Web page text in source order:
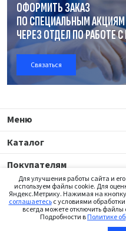
ОФОРМИТЬ ЗАКАЗ
ПО СПЕЦИАЛЬНЫМ
ЧЕРЕЗ ОТДЕЛПО РАБОТЕС
Связаться
Меню
Каталог
Покупателям
Сайт предназначен
Для улучшения работы сайта и
используем файлы cookie. Для
Яндекс.Метрику. Нажимая на
соглашаетесьс условиями
всегда можете отключить файлы
Подробности вПолитике